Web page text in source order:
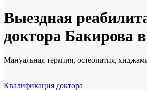
Выездная
доктора Бакирова
Мануальная терапия, остеопатия,
Квалификация доктора